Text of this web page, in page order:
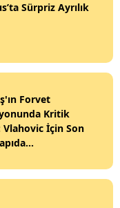
Sürpriz Ayrılık
Forvet
Kritik
Vlahovic İçin Son